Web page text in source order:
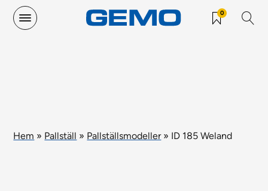
0
Hem » Pallställ » Pallställsmodeller» ID 185 Weland